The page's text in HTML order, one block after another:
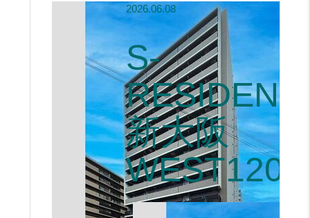
2026.06.08
S-
新大阪
WEST1208